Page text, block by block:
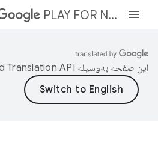
PLAY FOR NATIVE PC
این صفحه به‌وسیله